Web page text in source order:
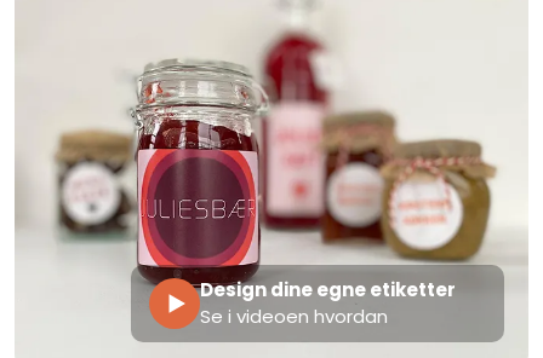
Design dine egne etiketter
Se i videoen hvordan